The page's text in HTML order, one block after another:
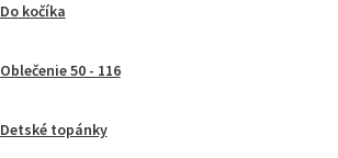
Do kočíka
Oblečenie 50 - 116
Detské topánky